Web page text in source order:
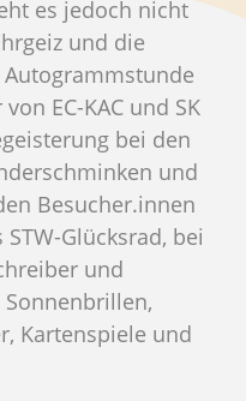
es jedoch nicht
und die
Autogrammstunde
EC-KAC und SK
bei den
und
Besucher.innen
Glücksrad, bei
und
Kartenspiele und